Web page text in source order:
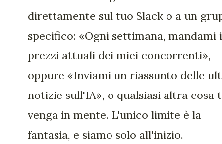
direttamente sul tuo Slack o a un
specifico: «Ogni settimana, mandami i
prezzi attuali dei miei concorrenti»,
oppure «Inviami un riassunto delle
notizie sull'IA», o qualsiasi altra cosa
venga in mente. L'unico limite è la
fantasia, e siamo solo all'inizio.